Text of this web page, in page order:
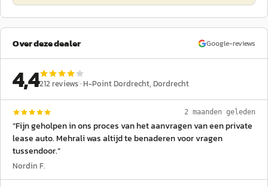
Over deze dealer Google-reviews
4,4212 reviews ·H-Point Dordrecht, Dordrecht
2 maanden geleden
“Fijn geholpen in ons proces van het aanvragen van een private
lease auto. Mehrali was altijd te benaderen voor vragen
tussendoor.”
Nordin F.